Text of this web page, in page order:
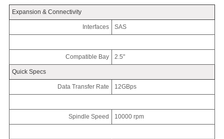
Expansion & Connectivity
Interfaces SAS
Compatible Bay 2.5"
Quick Specs
Data Transfer Rate 12GBps
Spindle Speed 10000 rpm